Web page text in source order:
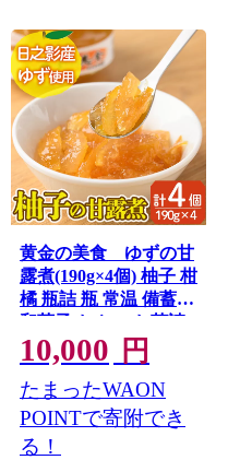
黄金の美食 ゆずの甘
露煮(190g×4個) 柚子 柑
橘 瓶詰 瓶 常温 備蓄
和菓子 おやつ お茶請
け スイーツ 製菓材料
加工食品 宮崎県 日之
影町【MU028】【日之
影町村おこし総合産業
(株)】
10,000 円
たまったWAON
POINTで寄附でき
る！